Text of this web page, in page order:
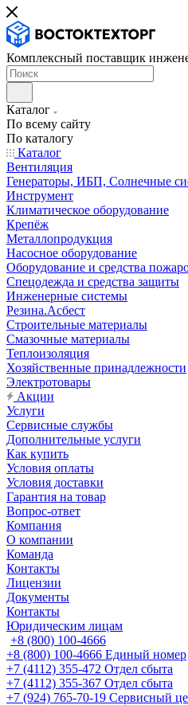
Комплексный поставщик
Каталог
По всему сайту
По каталогу
Каталог
Вентиляция
Генераторы, ИБП, Солнечные
Инструмент
Климатическое оборудование
Крепёж
Металлопродукция
Насосное оборудование
Оборудование и средства
Спецодежда и средства защиты
Инженерные системы
Резина.Асбест
Строительные материалы
Смазочные материалы
Теплоизоляция
Хозяйственные принадлежности
Электротовары
Акции
Услуги
Сервисные службы
Дополнительные услуги
Как купить
Условия оплаты
Условия доставки
Гарантия на товар
Вопрос-ответ
Компания
О компании
Команда
Контакты
Лицензии
Документы
Контакты
Юридическим лицам
+8 (800) 100-4666
+8 (800) 100-4666 Единый номер
+7 (4112) 355-472 Отдел сбыта
+7 (4112) 355-367 Отдел сбыта
+7 (924) 765-70-19 Сервисный